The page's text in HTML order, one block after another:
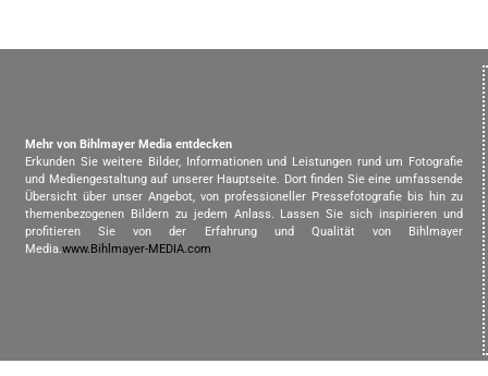
Mehr von Bihlmayer Media entdecken
Erkunden Sie weitere Bilder, Informationen und Leistungen rund um Fotografie
und Mediengestaltung auf unserer Hauptseite. Dort finden Sie eine umfassende
Übersicht über unser Angebot, von professioneller Pressefotografie bis hin zu
themenbezogenen Bildern zu jedem Anlass. Lassen Sie sich inspirieren und
profitieren Sie von der Erfahrung und Qualität von Bihlmayer
Media.www.Bihlmayer-MEDIA.com